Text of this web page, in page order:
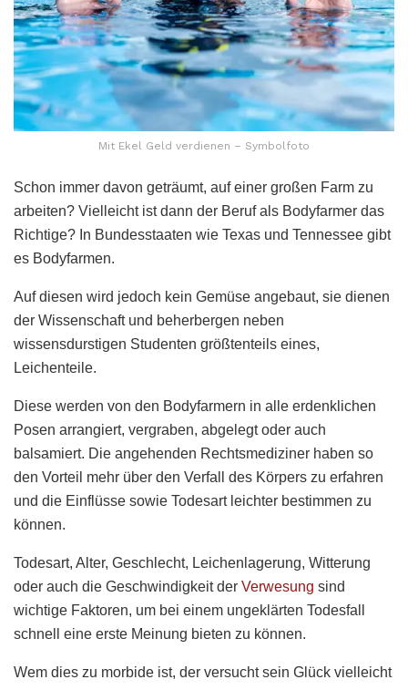
Mit Ekel Geld verdienen – Symbolfoto
Schon immer davon geträumt, auf einer großen Farm zu
arbeiten? Vielleicht ist dann der Beruf als Bodyfarmer das
Richtige? In Bundesstaaten wie Texas und Tennessee gibt
es Bodyfarmen.
Auf diesen wird jedoch kein Gemüse angebaut, sie dienen
der Wissenschaft und beherbergen neben
wissensdurstigen Studenten größtenteils eines,
Leichenteile.
Diese werden von den Bodyfarmern in alle erdenklichen
Posen arrangiert, vergraben, abgelegt oder auch
balsamiert. Die angehenden Rechtsmediziner haben so
den Vorteil mehr über den Verfall des Körpers zu erfahren
und die Einflüsse sowie Todesart leichter bestimmen zu
können.
Todesart, Alter, Geschlecht, Leichenlagerung, Witterung
oder auch die Geschwindigkeit der Verwesung sind
wichtige Faktoren, um bei einem ungeklärten Todesfall
schnell eine erste Meinung bieten zu können.
Wem dies zu morbide ist, der versucht sein Glück vielleicht